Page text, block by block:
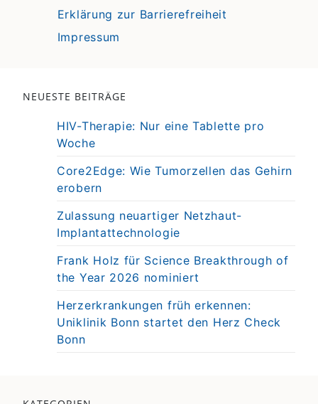
Erklärung zur Barrierefreiheit
Impressum
NEUESTE BEITRÄGE
HIV-Therapie: Nur eine Tablette pro
Woche
Core2Edge: Wie Tumorzellen das Gehirn
erobern
Zulassung neuartiger Netzhaut-
Implantattechnologie
Frank Holz für Science Breakthrough of
the Year 2026 nominiert
Herzerkrankungen früh erkennen:
Uniklinik Bonn startet den Herz Check
Bonn